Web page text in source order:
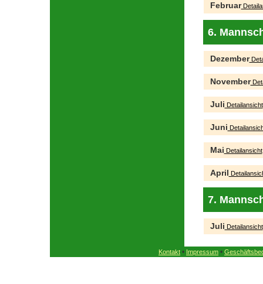
Februar
6.
Dezember
November
Juli Detailansicht
Juni
Mai Detailansicht
April
7.
Juli Detailansicht
Kontakt • Impressum •